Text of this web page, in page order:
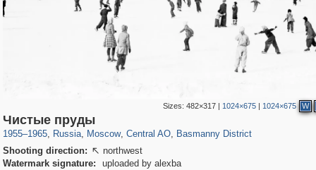
Sizes:482×317 | 1024×675 | 1024×675 W
Чистые пруды
1955–1965, Russia
1,407,399
, Moscow
319,882 8,286
, Central AO
160,021
, Basmanny District
Shooting direction:  northwest
Watermark signature:
uploaded by alexba